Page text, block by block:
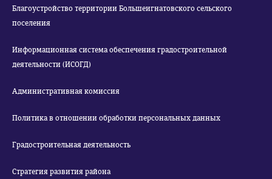
Благоустройство территории Большеигнатовского сельского
поселения
Информационная система обеспечения градостроительной
деятельности (ИСОГД)
Административная комиссия
Политика в отношении обработки персональных данных
Градостроительная деятельность
Стратегия развития района